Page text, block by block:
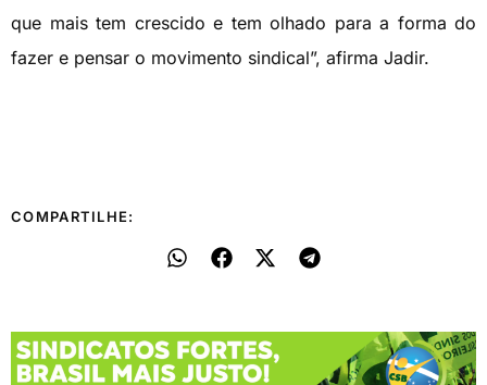
que mais tem crescido e tem olhado para a forma do
fazer e pensar o movimento sindical”, afirma Jadir.
COMPARTILHE: